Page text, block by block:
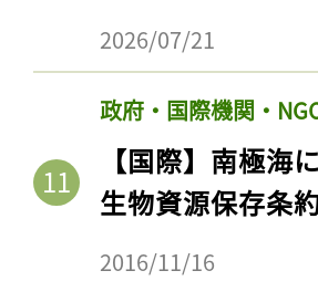
2026/07/21
政府・国際機関・
【国際】南極海
生物資源保存条
2016/11/16
記事をお
ロ